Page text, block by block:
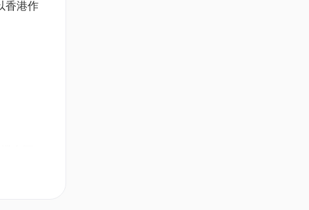
香港作